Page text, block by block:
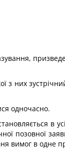
з них
одночасно.
в
позовної
вимог в одне